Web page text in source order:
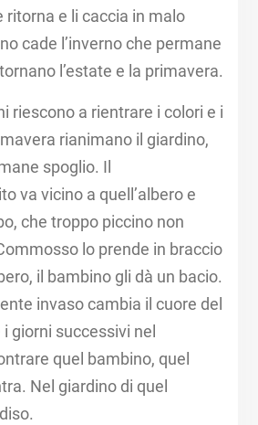
ritorna e li caccia in malo
cade l’inverno che permane
l’estate e la primavera.
riescono a rientrare i colori e i
rianimano il giardino,
spoglio. Il
va vicino a quell’albero e
che troppo piccino non
lo prende in braccio
il bambino gli dà un bacio.
invaso cambia il cuore del
giorni successivi nel
quel bambino, quel
Nel giardino di quel